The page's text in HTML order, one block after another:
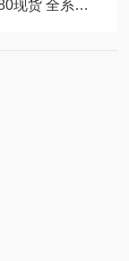
奥泰斯CTD-2500N-R 光电传感器数量80现货 全系列代理